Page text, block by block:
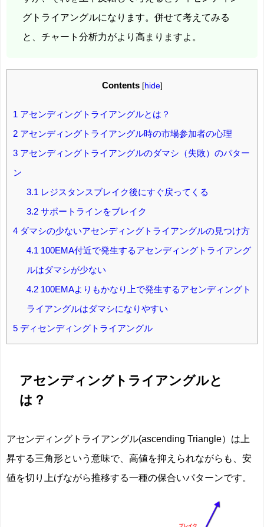
グトライアングルになります。併せて考えてみる
と、チャート分析力がより高まりますよ。
Contents [hide]
1 アセンディングトライアングルとは？
2 アセンディングトライアングル時の市場参加者の心理
3 アセンディングトライアングルのダマシ（失敗）のパター
ン
3.1 レジスタンスブレイク後にすぐ戻ってくる
3.2サポートラインをブレイク
4 ダマシの少ないアセンディングトライアングルの見つけ方
4.1 100EMA付近で発生するアセンディングトライアング
ルはダマシが少ない
4.2100EMAよりもかなり上で発生するアセンディングト
ライアングルはダマシになりやすい
5 ディセンディングトライアングル
アセンディングトライアングルと
は？
アセンディングトライアングル(ascending Triangle）は上
昇する三角形という意味で、高値を抑えられながらも、安
値を切り上げながら推移する一種の保合いパターンです。